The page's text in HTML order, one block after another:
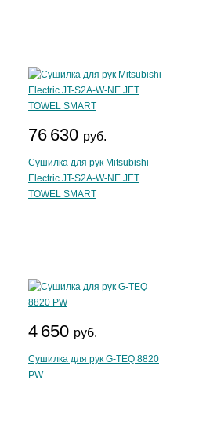
76 630 руб.
Сушилка для рук Mitsubishi
Electric JT-S2A-W-NE JET
TOWEL SMART
4 650 руб.
Сушилка для рук G-TEQ 8820
PW